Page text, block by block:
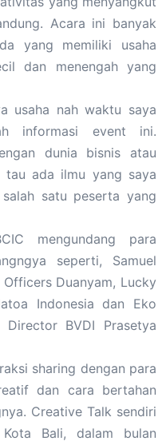
Acara ini banyak
yang memiliki usaha
dan menengah yang
usaha nah waktu saya
informasi event ini.
dunia bisnis atau
tau ada ilmu yang saya
satu peserta yang
mengundang para
seperti, Samuel
Duanyam, Lucky
Indonesia dan Eko
Director BVDI Prasetya
sharing dengan para
dan cara bertahan
Creative Talk sendiri
Bali, dalam bulan